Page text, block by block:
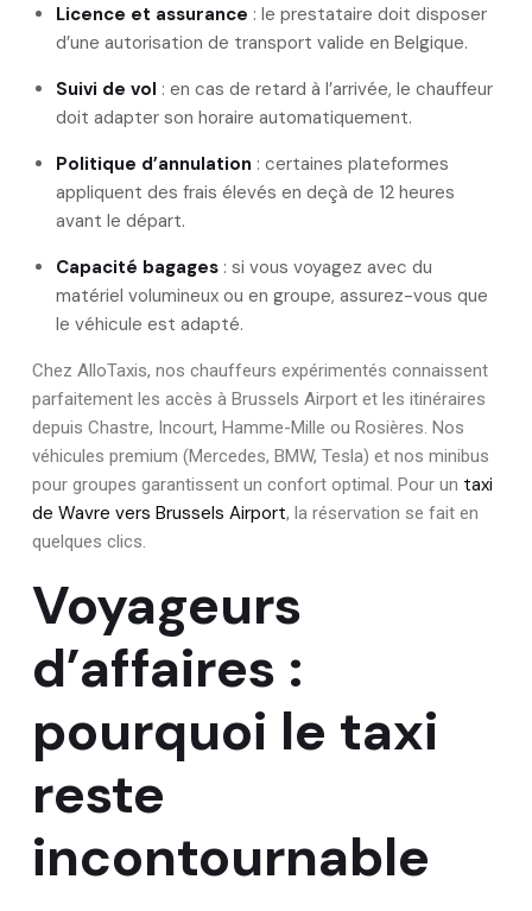
Licence et assurance : le prestataire doit disposer
d’une autorisation de transport valide en Belgique.
Suivi de vol : en cas de retard à l’arrivée, le chauffeur
doit adapter son horaire automatiquement.
Politique d’annulation : certaines plateformes
appliquent des frais élevés en deçà de 12 heures
avant le départ.
Capacité bagages : si vous voyagez avec du
matériel volumineux ou en groupe, assurez-vous que
le véhicule est adapté.
Chez AlloTaxis, nos chauffeurs expérimentés connaissent
parfaitement les accès à Brussels Airport et les itinéraires
depuis Chastre, Incourt, Hamme-Mille ou Rosières. Nos
véhicules premium (Mercedes, BMW, Tesla) et nos minibus
pour groupes garantissent un confort optimal. Pour un taxi
de Wavre vers Brussels Airport, la réservation se fait en
quelques clics.
Voyageurs
d’affaires :
pourquoi le taxi
reste
incontournable